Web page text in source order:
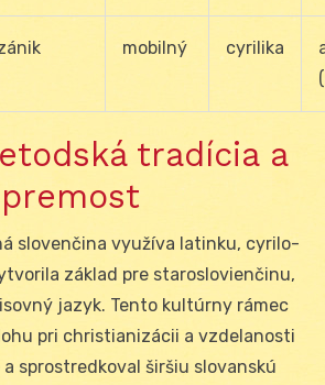
mobilný cyrilika
tradícia a
slovenčina využíva latinku, cyrilo-
základ pre staroslovienčinu,
jazyk. Tento kultúrny rámec
pri christianizácii a vzdelanosti
sprostredkoval širšiu slovanskú